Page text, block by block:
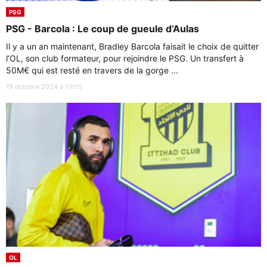
PSG
PSG - Barcola : Le coup de gueule d’Aulas
Il y a un an maintenant, Bradley Barcola faisait le choix de quitter
l’OL, son club formateur, pour rejoindre le PSG. Un transfert à
50M€ qui est resté en travers de la gorge ...
19 octobre 2024 à 11h15
OL